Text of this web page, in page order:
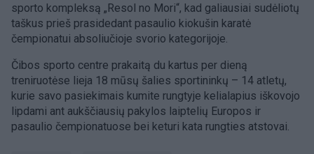
sporto kompleksą „Resol no Mori“, kad galiausiai sudėliotų
taškus prieš prasidedant pasaulio kiokušin karatė
čempionatui absoliučioje svorio kategorijoje.
Čibos sporto centre prakaitą du kartus per dieną
treniruotėse lieja 18 mūsų šalies sportininkų – 14 atletų,
kurie savo pasiekimais kumite rungtyje kelialapius iškovojo
lipdami ant aukščiausių pakylos laiptelių Europos ir
pasaulio čempionatuose bei keturi kata rungties atstovai.